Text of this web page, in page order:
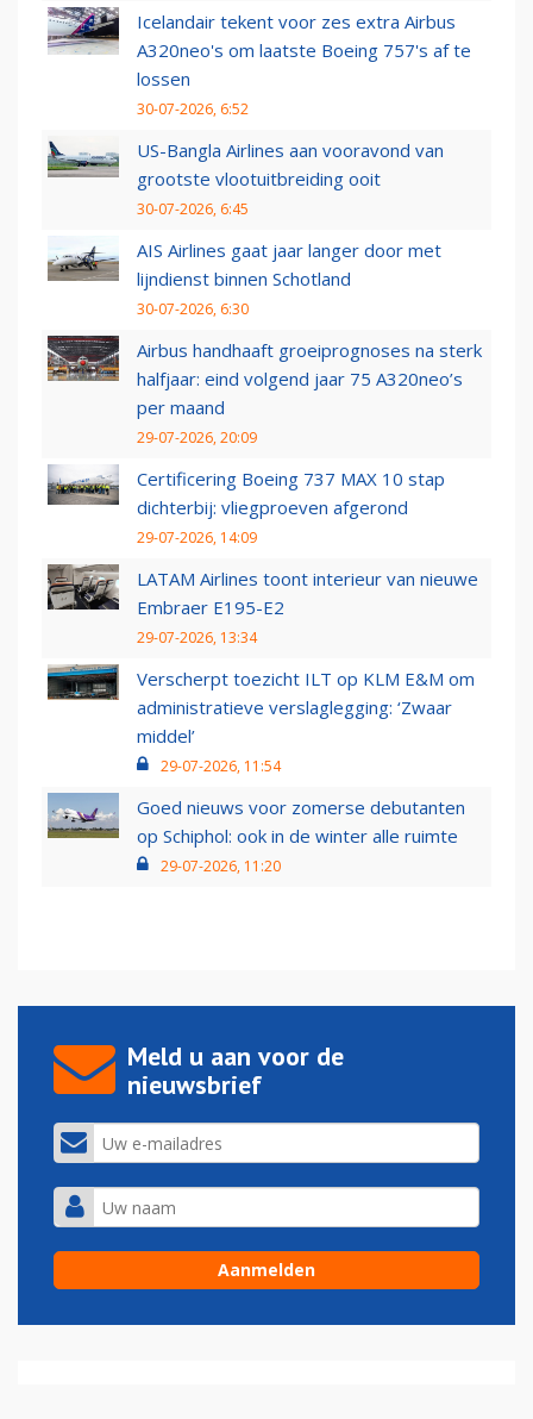
Icelandair tekent voor zes extra Airbus
A320neo's om laatste Boeing 757's af te
lossen
30-07-2026, 6:52
US-Bangla Airlines aan vooravond van
grootste vlootuitbreiding ooit
30-07-2026, 6:45
AIS Airlines gaat jaar langer door met
lijndienst binnen Schotland
30-07-2026, 6:30
Airbus handhaaft groeiprognoses na sterk
halfjaar: eind volgend jaar 75 A320neo’s
per maand
29-07-2026, 20:09
Certificering Boeing 737 MAX 10 stap
dichterbij: vliegproeven afgerond
29-07-2026, 14:09
LATAM Airlines toont interieur van nieuwe
Embraer E195-E2
29-07-2026, 13:34
Verscherpt toezicht ILT op KLM E&M om
administratieve verslaglegging: ‘Zwaar
middel’
29-07-2026, 11:54
Goed nieuws voor zomerse debutanten
op Schiphol: ook in de winter alle ruimte
29-07-2026, 11:20
Meld u aan voor de
nieuwsbrief